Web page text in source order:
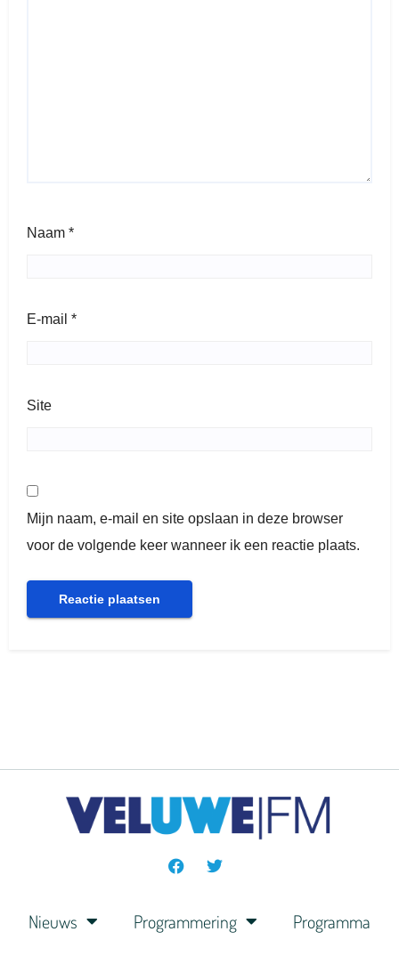
Naam *
E-mail *
Site
Mijn naam, e-mail en site opslaan in deze browser
voor de volgende keer wanneer ik een reactie plaats.
Nieuws Programmering
Programma